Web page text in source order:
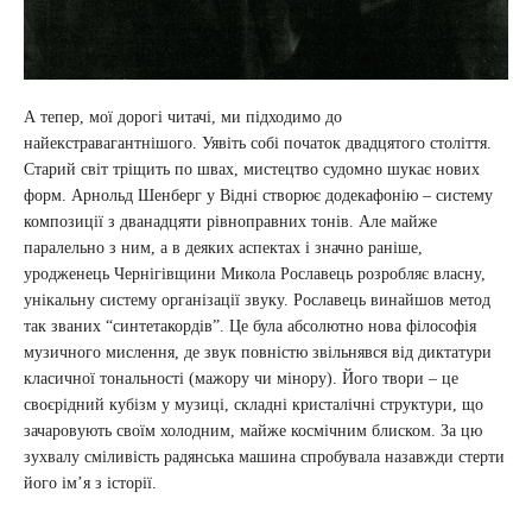
А тепер, мої дорогі читачі, ми підходимо до
найекстравагантнішого. Уявіть собі початок двадцятого століття.
Старий світ тріщить по швах, мистецтво судомно шукає нових
форм. Арнольд Шенберг у Відні створює додекафонію – систему
композиції з дванадцяти рівноправних тонів. Але майже
паралельно з ним, а в деяких аспектах і значно раніше,
уродженець Чернігівщини Микола Рославець розробляє власну,
унікальну систему організації звуку. Рославець винайшов метод
так званих “синтетакордів”. Це була абсолютно нова філософія
музичного мислення, де звук повністю звільнявся від диктатури
класичної тональності (мажору чи мінору). Його твори – це
своєрідний кубізм у музиці, складні кристалічні структури, що
зачаровують своїм холодним, майже космічним блиском. За цю
зухвалу сміливість радянська машина спробувала назавжди стерти
його ім’я з історії.